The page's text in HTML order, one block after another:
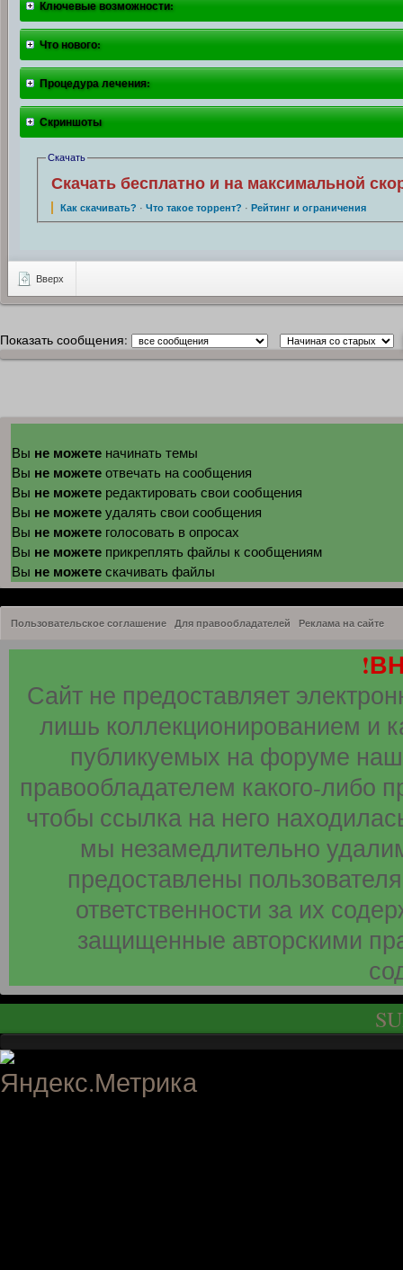
Ключевые возможности:
Что нового:
Процедура лечения:
Скриншоты
Скачать
Скачать бесплатно и на максимальной
Как скачивать? ·Что такое торрент? ·Рейтинг и ограничения
Вверх
Показать сообщения:
Вы не можете начинать темы
Вы не можете отвечать на сообщения
Вы не можете редактировать свои сообщения
Вы не можете удалять свои сообщения
Вы не можете голосовать в опросах
Вы не можете прикреплять файлы к сообщениям
Вы не можете скачивать файлы
Пользовательское соглашение Для правообладателей Реклама на сайте
Сайт не предоставляет
лишь коллекционированием и
публикуемых на форуме
правообладателем какого-либо
чтобы ссылка на него
мы незамедлительно
предоставлены
ответственности за их
защищенные авторскими